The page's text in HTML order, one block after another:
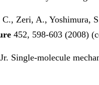
Zeri, A.,
452, 598-603 (2008)
Single-molecule